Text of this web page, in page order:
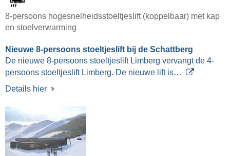
8-persoons hogesnelheidsstoeltjeslift (koppelbaar) met kap
en stoelverwarming
Nieuwe 8-persoons stoeltjeslift bij de Schattberg
De nieuwe 8-persoons stoeltjeslift Limberg vervangt de 4-
persoons stoeltjeslift Limberg. De nieuwe lift is…
Details hier